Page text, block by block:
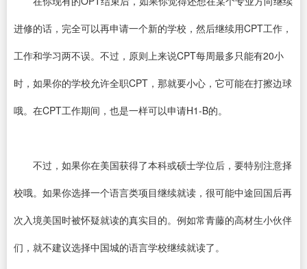
进修的话，完全可以再申请一个新的学校，然后继续用CPT工作，
工作和学习两不误。不过，原则上来说CPT每周最多只能有20小
时，如果你的学校允许全职CPT，那就要小心，它可能在打擦边球
哦。在CPT工作期间，也是一样可以申请H1-B的。
不过，如果你在美国获得了本科或硕士学位后，要特别注意择
校哦。如果你选择一个语言类项目继续就读，很可能中途回国后再
次入境美国时被怀疑就读的真实目的。例如常青藤的高材生小伙伴
们，就不建议选择中国城的语言学校继续就读了。